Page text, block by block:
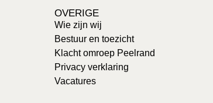
OVERIGE
Wie zijn wij
Bestuur en toezicht
Klacht omroep Peelrand
Privacy verklaring
Vacatures